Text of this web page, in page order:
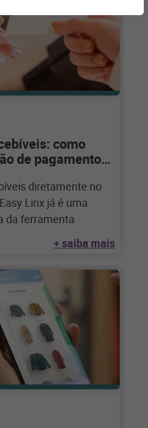
como
de pagamentos
diretamente no
Linx já é uma
da ferramenta
+ saiba mais